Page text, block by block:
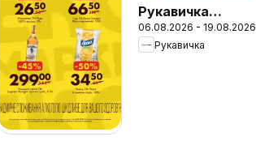
Рукавичка
Поточний
каталог
06.08.2026 - 19.08.2026
Рукавичка